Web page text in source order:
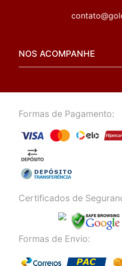
NOS ACOMPANHE
Formas de Pagamento:
Certificados de
Formas de Envio: